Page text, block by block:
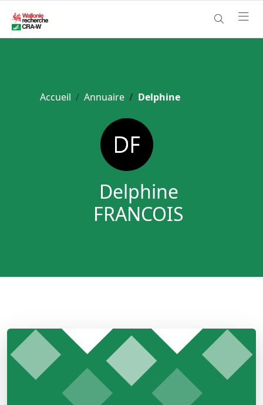
Accueil Annuaire Delphine
Delphine
FRANCOIS